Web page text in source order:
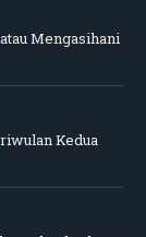
Mengasihani
Kedua